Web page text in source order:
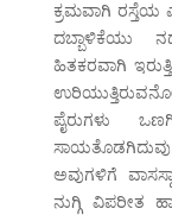
ಕ್ರಮವಾಗಿ ರಸ್ತೆಯ
ದಬ್ಬಾಳಿಕೆಯು
ಹಿತಕರವಾಗಿ
ಪೈರುಗಳು
ಅವುಗಳಿಗೆ
ನುಗ್ಗಿ ವಿಪರೀತ